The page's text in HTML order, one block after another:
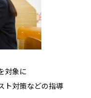
対象に
ト対策などの指導